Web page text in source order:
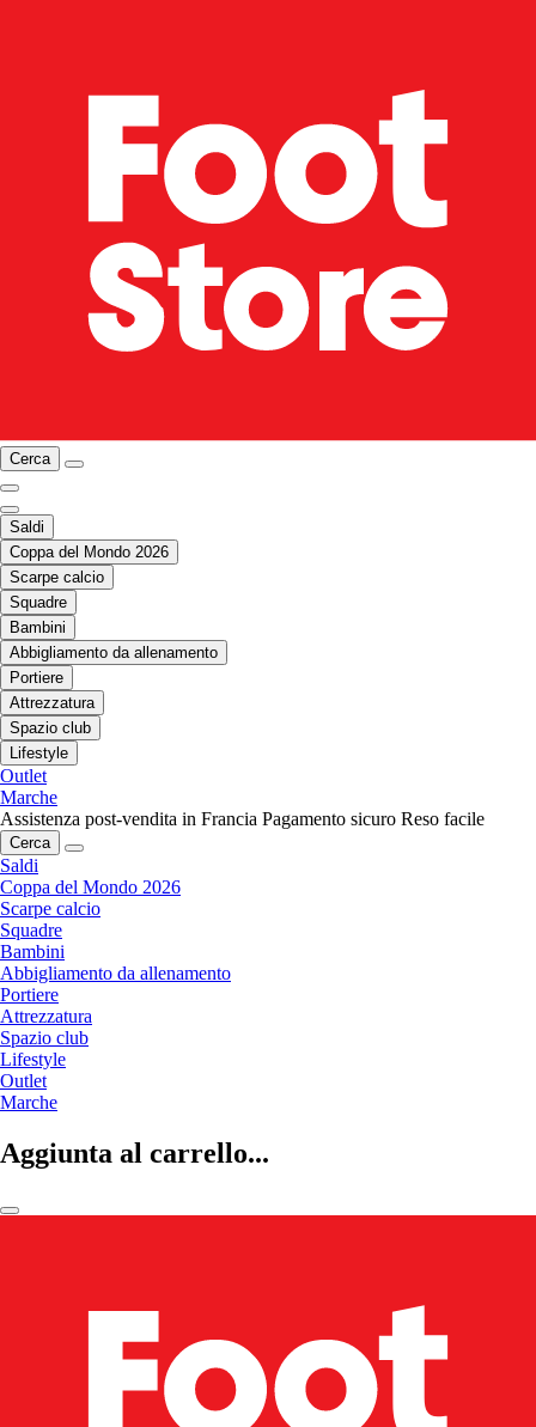
Cerca
Saldi
Coppa del Mondo 2026
Scarpe calcio
Squadre
Bambini
Abbigliamento da allenamento
Portiere
Attrezzatura
Spazio club
Lifestyle
Outlet
Marche
Assistenza post-vendita in Francia Pagamento sicuro Reso facile
Cerca
Saldi
Coppa del Mondo 2026
Scarpe calcio
Squadre
Bambini
Abbigliamento da allenamento
Portiere
Attrezzatura
Spazio club
Lifestyle
Outlet
Marche
Aggiunta al carrello...